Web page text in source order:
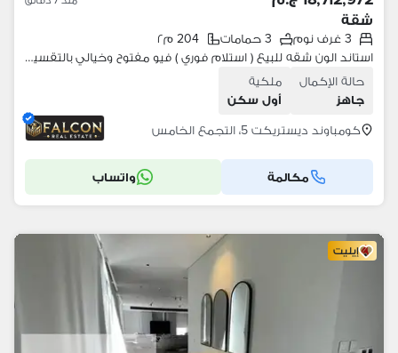
شقة
3 غرف نوم 3 حمامات
204 م٢
استاند الون شقه للبيع ( استلام فوري ) فيو مفتوح وخيالي بالتقسيط في كمبوند ديستركت 5 في التجمع الخامس بجوار نيو قطاميه
حالة الإكمال
جاهز
ملكية
أول سكن
كومباوند ديستريكت 5، التجمع الخامس
مكالمة واتساب
إيليت